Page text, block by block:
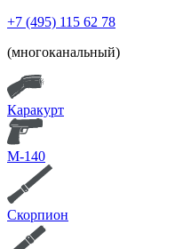
+7 (495) 115 62 78
(многоканальный)
Каракурт
М-140
Скорпион